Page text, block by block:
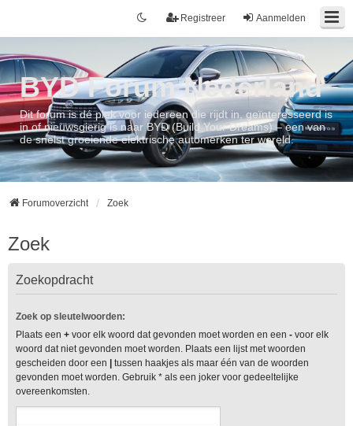
Aanmelden
Registreer
BYD Forum Nederland
Dit forum is dé plek voor iedereen die rijdt in, geïnteresseerd is
in of nieuwsgierig is naar BYD (Build Your Dreams) – een van
de snelst groeiende elektrische automerken ter wereld.
Forumoverzicht Zoek
Zoek
Zoekopdracht
Zoek op sleutelwoorden:
Plaats een + voor elk woord dat gevonden moet worden en een - voor elk
woord dat niet gevonden moet worden. Plaats een lijst met woorden
gescheiden door een
tussen haakjes als maar één van de woorden
gevonden moet worden. Gebruik * als een joker voor gedeeltelijke
overeenkomsten.